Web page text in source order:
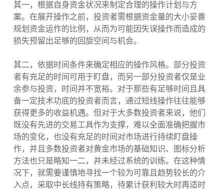
其一，根据自身资金状况来制定合理的操作计划与方
案。在展开操作之前，投资者需根据资金量的大小妥善
规划资金运作的比例，从而为可能因失误操作而造成的
损失预留出足够的回旋空间与机会。
其二，依据时间条件来确定相应的操作风格。部分投资
者有充足的时间可用于盯盘，而另一部分投资者仅是业
余参与投资，时间并不宽裕。对于那些有足够时间且具
备一定技术功底的投资者而言，通过短线操作往往能够
获得更多的收益机遇。但对于大多数投资者来说，他们
既没有先进的交易工具作为支撑，难以全面准确把握市
场的变化，也没有充足的时间对市场进行持续盯盘操
作，并且多数投资者对黄金市场的基础知识、图标分析
方法也只是略知一二，并未经过系统的训练。在这种情
况下，就需要谨慎地寻找一个较为可靠且趋势较长的介
入点，采取中长线持有策略，待累计获利较大时再适时